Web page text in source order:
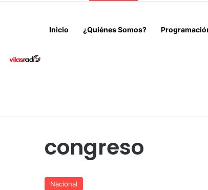
Inicio ¿Quiénes Somos?
congreso
Nacional